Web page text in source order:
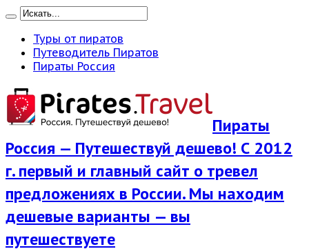
Туры от пиратов
Путеводитель Пиратов
Пираты Россия
Пираты
Россия — Путешествуй дешево! С 2012
г. первый и главный сайт о тревел
предложениях в России. Мы находим
дешевые варианты — вы
путешествуете